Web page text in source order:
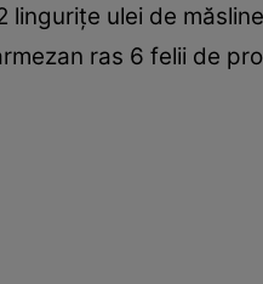
linguriţe ulei de
ras 6 felii de